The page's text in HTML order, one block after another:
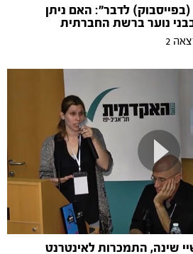
(בפייסבוק) לדבר": האם ניתן
נוער ברשת החברתית
שינה, התמכרות לאינטרנט